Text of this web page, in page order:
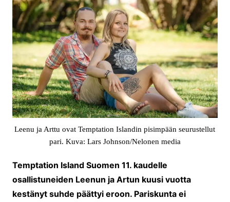
Leenu ja Arttu ovat Temptation Islandin pisimpään seurustellut
pari. Kuva: Lars Johnson/Nelonen media
Temptation Island Suomen 11. kaudelle
osallistuneiden Leenun ja Artun kuusi vuotta
kestänyt suhde päättyi eroon. Pariskunta ei